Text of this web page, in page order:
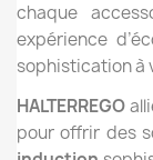
chaque
expérience
sophistication à
HALTERREGO
pour offrir des